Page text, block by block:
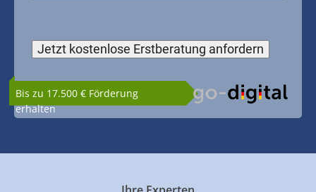
Bis zu 17.500 € Förderung
erhalten